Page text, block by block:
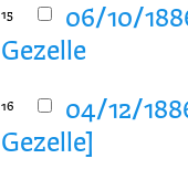
15
06/10/
Gezelle
16
04/12/
Gezelle]